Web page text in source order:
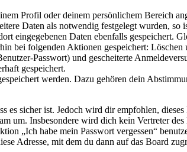
Profil oder deinem persönlichem Bereich
Daten als notwendig festgelegt wurden, so
eingegebenen Daten ebenfalls gespeichert.
bei folgenden Aktionen gespeichert:
Passwort) und gescheiterte
gespeichert.
werden. Dazu gehören dein
es sicher ist. Jedoch wird dir empfohlen,
um. Insbesondere wird dich kein Vertreter
„Ich habe mein Passwort vergessen“
Adresse, mit dem du dann auf das Board